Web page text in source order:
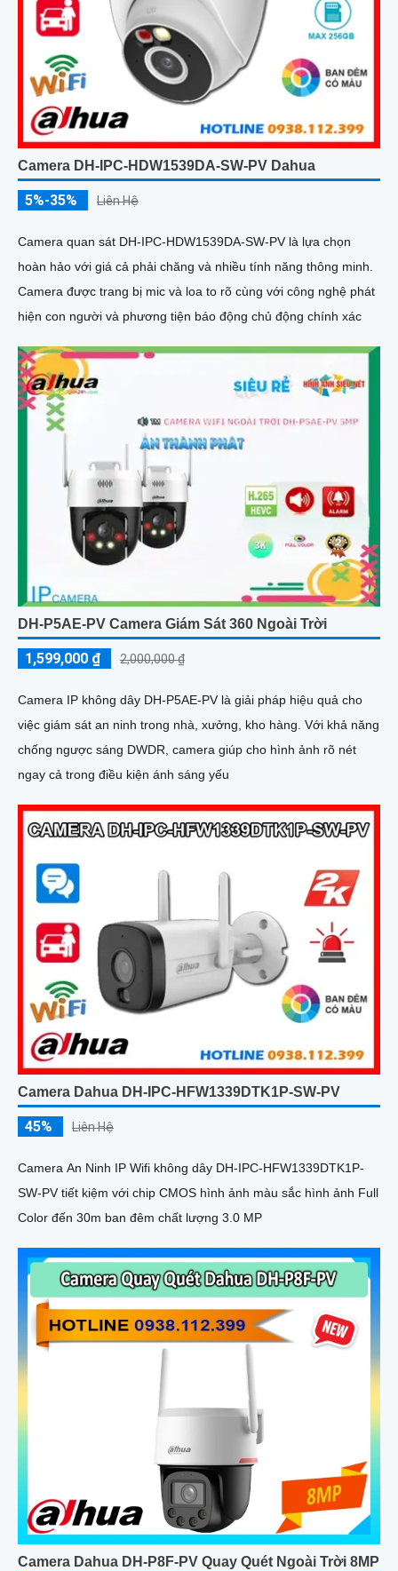
Camera DH-IPC-HDW1539DA-SW-PV Dahua
5%-35% Liên Hệ
Camera quan sát DH-IPC-HDW1539DA-SW-PV là lựa chọn
hoàn hảo với giá cả phải chăng và nhiều tính năng thông minh.
Camera được trang bị mic và loa to rõ cùng với công nghệ phát
hiện con người và phương tiện báo động chủ động chính xác
DH-P5AE-PV Camera Giám Sát 360 Ngoài Trời
1,599,000 ₫ 2,000,000 ₫
Camera IP không dây DH-P5AE-PV là giải pháp hiệu quả cho
việc giám sát an ninh trong nhà, xưởng, kho hàng. Với khả năng
chống ngược sáng DWDR, camera giúp cho hình ảnh rõ nét
ngay cả trong điều kiện ánh sáng yếu
Camera Dahua DH-IPC-HFW1339DTK1P-SW-PV
45% Liên Hệ
Camera An Ninh IP Wifi không dây DH-IPC-HFW1339DTK1P-
SW-PV tiết kiệm với chip CMOS hình ảnh màu sắc hình ảnh Full
Color đến 30m ban đêm chất lượng 3.0 MP
Camera Dahua DH-P8F-PV Quay Quét Ngoài Trời 8MP